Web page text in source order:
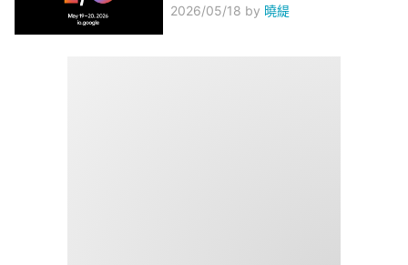
2026/05/18 by 曉緹